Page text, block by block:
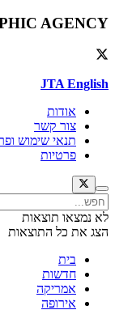
AGENCY
JTA English
אודות
צור קשר
תנאי שימוש
פרטיות
לא נמצאו תוצאות
הצג את כל התוצאות
בית
חדשות
אמריקה
אירופה